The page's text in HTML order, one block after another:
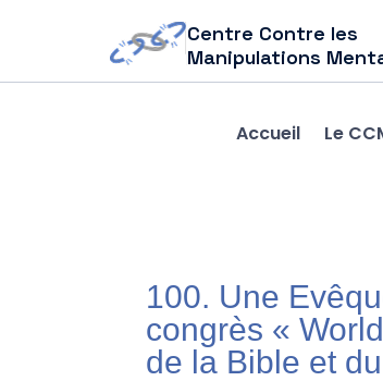
Centre Contre les
Manipulations
Accueil Le
100. Une
congrès «
de la Bible et